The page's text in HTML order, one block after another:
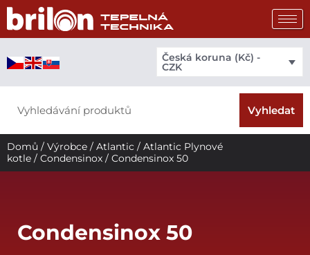
Přeskočit
obsah
Česká koruna (Kč) -
CZK
Vyhledat
Domů / Výrobce / Atlantic / Atlantic Plynové
kotle / Condensinox / Condensinox 50
Condensinox 50